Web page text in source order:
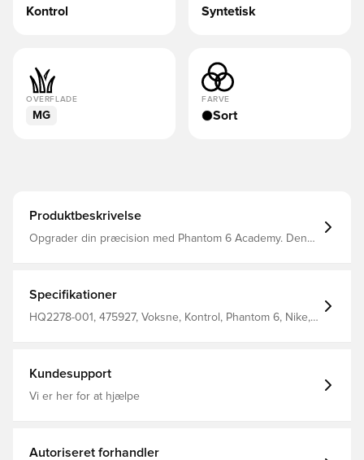
Kontrol Syntetisk
OVERFLADE
MG
FARVE
Sort
Produktbeskrivelse
Opgrader din præcision med Phantom 6 Academy. Den
dine scoringsmuligheder, ved at bringe din fod tættere
på bolden.
Specifikationer
HQ2278-001, 475927, Voksne, Kontrol, Phantom 6, Nike,
Kundesupport
Vi er her for at hjælpe
Autoriseret forhandler